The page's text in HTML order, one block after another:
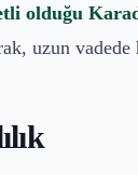
olduğu
uzun